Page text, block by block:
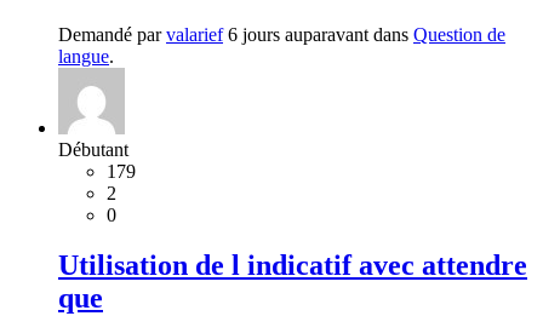
Demandé parvalarief6 jours auparavant dans Question de
langue.
Débutant
179
2
0
Utilisation de l indicatif avec attendre
que